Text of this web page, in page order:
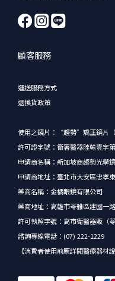
顧客服務
運送服務方式
退換貨政策
使用之鏡片：“趨勢”矯正鏡片（
許可證字號：衛署醫器陸輸壹字
申請商名稱：新加坡商趨勢光學
申請商地址：臺北市大安區忠孝
藥商名稱：金橘眼鏡有限公司
藥商地址：高雄市苓雅區建國一
許可執照字號：高市衛醫器販（
諮詢專線電話：(07) 222-1229
【消費者使用前應詳閱醫療器材說